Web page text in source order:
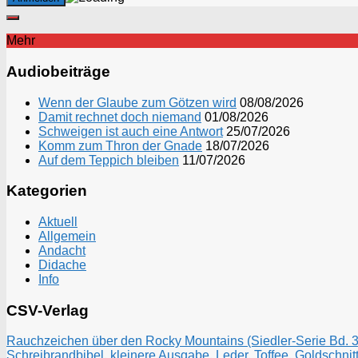
Mehr
Audiobeiträge
Wenn der Glaube zum Götzen wird 08/08/2026
Damit rechnet doch niemand 01/08/2026
Schweigen ist auch eine Antwort 25/07/2026
Komm zum Thron der Gnade 18/07/2026
Auf dem Teppich bleiben 11/07/2026
Kategorien
Aktuell
Allgemein
Andacht
Didache
Info
CSV-Verlag
Rauchzeichen über den Rocky Mountains (Siedler-Serie Bd.